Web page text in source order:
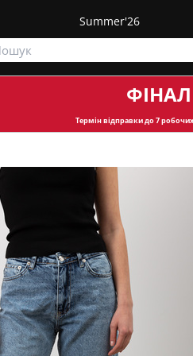
Summer'26
Термін відправкидо 7 робочих